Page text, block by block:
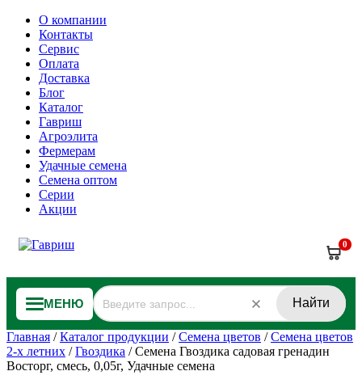
О компании
Контакты
Сервис
Оплата
Доставка
Блог
Каталог
Гавриш
Агроэлита
Фермерам
Удачные семена
Семена оптом
Серии
Акции
0
МЕНЮ Найти
Главная /Каталог продукции /Семена цветов /Семена цветов
2-х летних /Гвоздика /Семена Гвоздика садовая гренадин
Восторг, смесь, 0,05г, Удачные семена